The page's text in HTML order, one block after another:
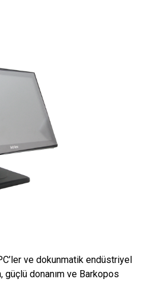
ve dokunmatik endüstriyel
güçlü donanım ve Barkopos